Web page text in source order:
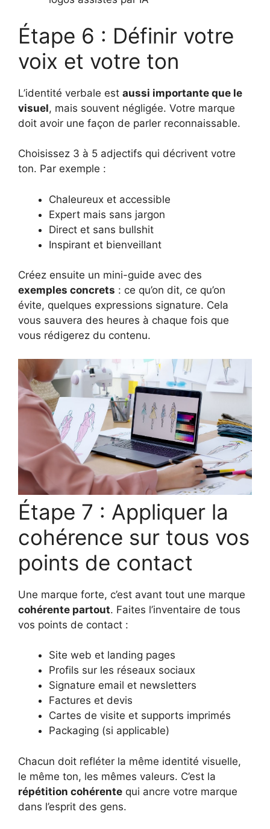
Étape 6 : Définir votre
voix et votre ton
L’identité verbale est aussi importante que le
visuel, mais souvent négligée. Votre marque
doit avoir une façon de parler reconnaissable.
Choisissez 3 à 5 adjectifs qui décrivent votre
ton. Par exemple :
Chaleureux et accessible
Expert mais sans jargon
Direct et sans bullshit
Inspirant et bienveillant
Créez ensuite un mini-guide avec des
exemples concrets : ce qu’on dit, ce qu’on
évite, quelques expressions signature. Cela
vous sauvera des heures à chaque fois que
vous rédigerez du contenu.
Étape 7 : Appliquer la
cohérence sur tous vos
points de contact
Une marque forte, c’est avant tout une marque
cohérente partout. Faites l’inventaire de tous
vos points de contact :
Site web et landing pages
Profils sur les réseaux sociaux
Signature email et newsletters
Factures et devis
Cartes de visite et supports imprimés
Packaging (si applicable)
Chacun doit refléter la même identité visuelle,
le même ton, les mêmes valeurs. C’est la
répétition cohérente qui ancre votre marque
dans l’esprit des gens.